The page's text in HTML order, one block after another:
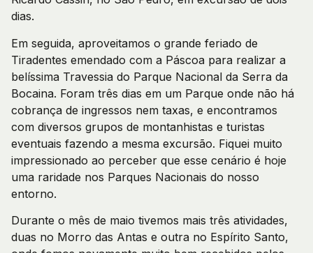
dias.
Em seguida, aproveitamos o grande feriado de
Tiradentes emendado com a Páscoa para realizar a
belíssima Travessia do Parque Nacional da Serra da
Bocaina. Foram três dias em um Parque onde não há
cobrança de ingressos nem taxas, e encontramos
com diversos grupos de montanhistas e turistas
eventuais fazendo a mesma excursão. Fiquei muito
impressionado ao perceber que esse cenário é hoje
uma raridade nos Parques Nacionais do nosso
entorno.
Durante o mês de maio tivemos mais três atividades,
duas no Morro das Antas e outra no Espírito Santo,